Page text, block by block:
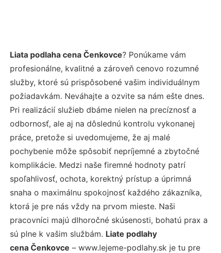
Liata podlaha cena Čenkovce? Ponúkame vám
profesionálne, kvalitné a zároveň cenovo rozumné
služby, ktoré sú prispôsobené vašim individuálnym
požiadavkám. Neváhajte a ozvite sa nám ešte dnes.
Pri realizácií služieb dbáme nielen na precíznosť a
odbornosť, ale aj na dôslednú kontrolu vykonanej
práce, pretože si uvedomujeme, že aj malé
pochybenie môže spôsobiť nepríjemné a zbytočné
komplikácie. Medzi naše firemné hodnoty patrí
spoľahlivosť, ochota, korektný prístup a úprimná
snaha o maximálnu spokojnosť každého zákazníka,
ktorá je pre nás vždy na prvom mieste. Naši
pracovníci majú dlhoročné skúsenosti, bohatú prax a
sú plne k vašim službám. Liate podlahy
cena Čenkovce – www.lejeme-podlahy.sk je tu pre